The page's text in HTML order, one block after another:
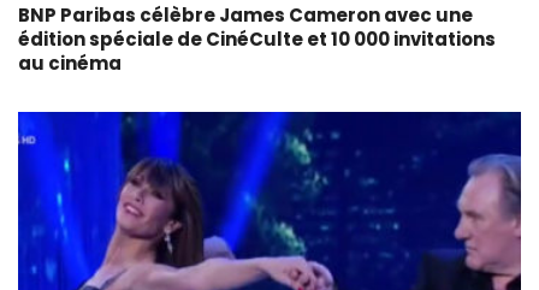
BNP Paribas célèbre James Cameron avec une
édition spéciale de CinéCulte et 10 000 invitations
au cinéma